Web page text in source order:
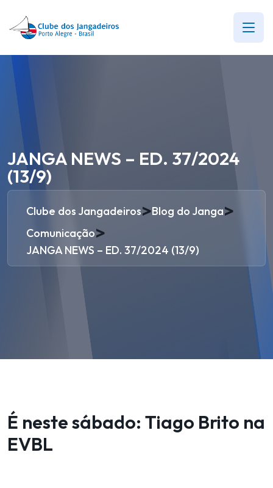
JANGA NEWS – ED. 37/2024
(13/9)
Clube dos Jangadeiros>Blog do Janga>
Comunicação>
JANGA NEWS – ED. 37/2024 (13/9)
É neste sábado: Tiago Brito na
EVBL